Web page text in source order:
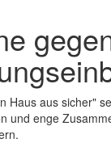
Haus aus sicher"
und enge